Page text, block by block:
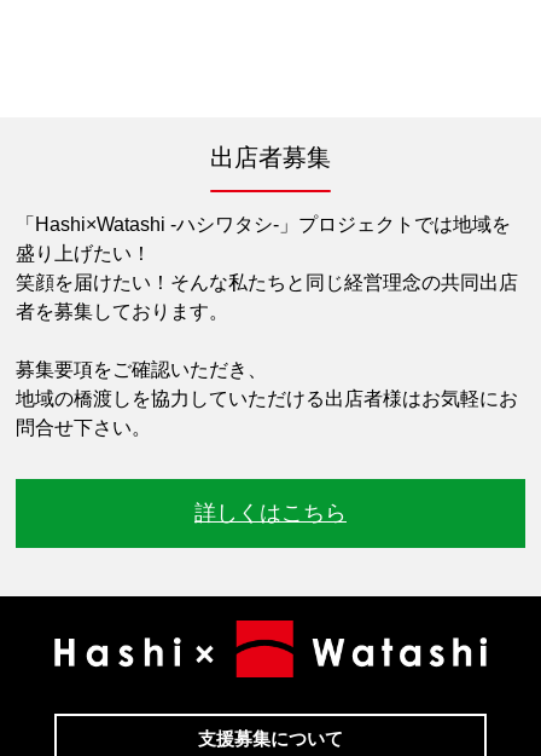
出店者募集
「Hashi×Watashi -ハシワタシ-」プロジェクトでは地域を
盛り上げたい！
笑顔を届けたい！そんな私たちと同じ経営理念の共同出店
者を募集しております。
募集要項をご確認いただき、
地域の橋渡しを協力していただける出店者様はお気軽にお
問合せ下さい。
詳しくはこちら
支援募集について